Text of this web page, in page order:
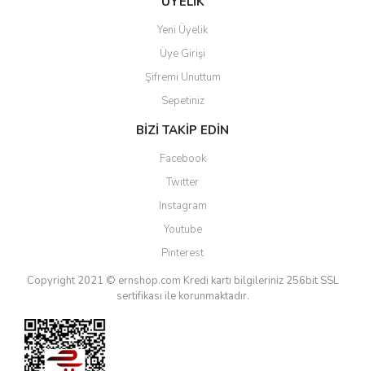
Yeni Üyelik
Üye Girişi
Şifremi Unuttum
Sepetiniz
BİZİ TAKİP EDİN
Facebook
Twitter
Instagram
Youtube
Pinterest
Copyright 2021 © ernshop.com Kredi kartı bilgileriniz 256bit SSL
sertifikası ile korunmaktadır.